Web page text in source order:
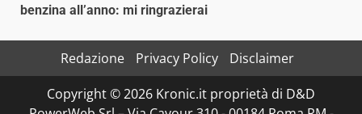
benzina all’anno: mi ringrazierai
Redazione Privacy Policy
Disclaimer
Copyright © 2026 Kronic.it proprietà di D&D